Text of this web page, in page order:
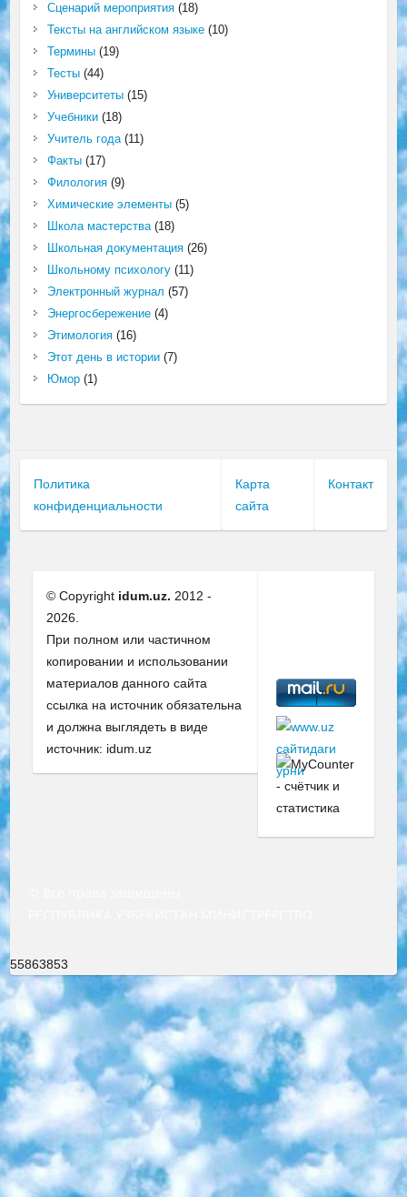
Сценарий мероприятия(18)
Тексты на английском языке(10)
Термины(19)
Тесты(44)
Университеты(15)
Учебники(18)
Учитель года(11)
Факты(17)
Филология(9)
Химические элементы(5)
Школа мастерства(18)
Школьная документация(26)
Школьному психологу(11)
Электронный журнал (57)
Энергосбережение(4)
Этимология(16)
Этот день в истории(7)
Юмор(1)
Политика
конфиденциальности
Карта
сайта
Контакт
© Copyright idum.uz. 2012 -
2026.
При полном или частичном
копировании и использовании
материалов данного сайта
ссылка на источник обязательна
и должна выглядеть в виде
источник: idum.uz
55863853